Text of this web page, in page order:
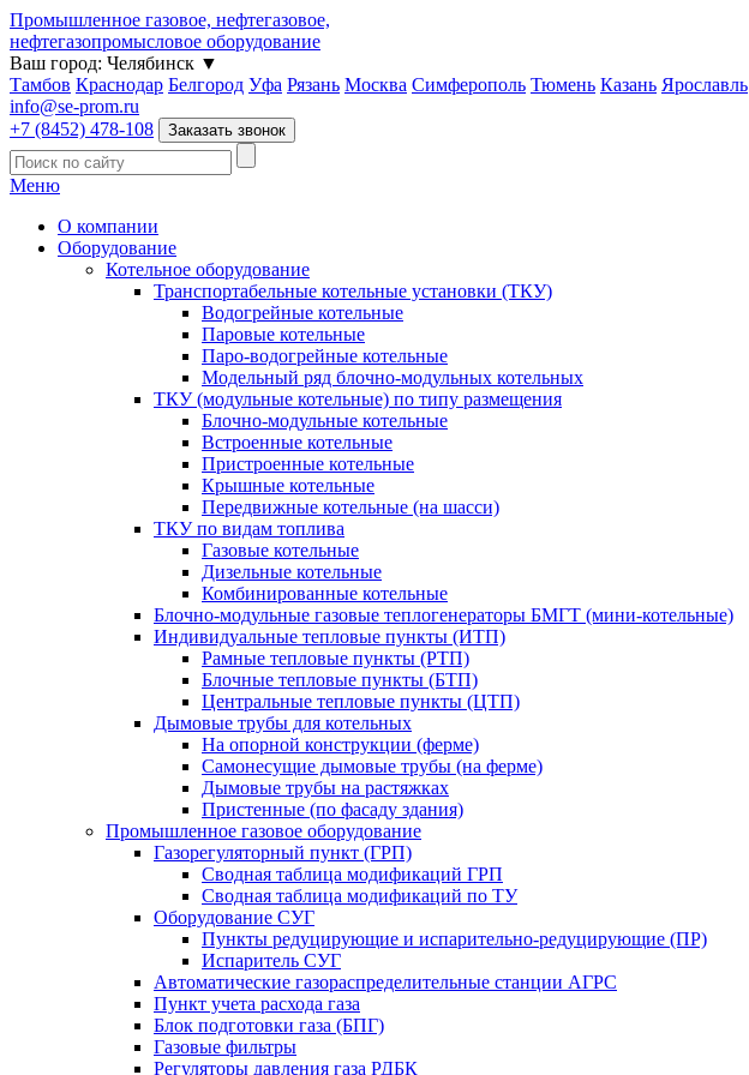
Промышленное газовое, нефтегазовое,
нефтегазопромысловое оборудование
Ваш город: Челябинск ▼
Тамбов Краснодар Белгород Уфа Рязань Москва Симферополь Тюмень Казань Ярославль
info@se-prom.ru
+7 (8452) 478-108
Заказать звонок
Меню
О компании
Оборудование
Котельное оборудование
Транспортабельные котельные установки (ТКУ)
Водогрейные котельные
Паровые котельные
Паро-водогрейные котельные
Модельный ряд блочно-модульных котельных
ТКУ (модульные котельные) по типу размещения
Блочно-модульные котельные
Встроенные котельные
Пристроенные котельные
Крышные котельные
Передвижные котельные (на шасси)
ТКУ по видам топлива
Газовые котельные
Дизельные котельные
Комбинированные котельные
Блочно-модульные газовые теплогенераторы БМГТ (мини-котельные)
Индивидуальные тепловые пункты (ИТП)
Рамные тепловые пункты (РТП)
Блочные тепловые пункты (БТП)
Центральные тепловые пункты (ЦТП)
Дымовые трубы для котельных
На опорной конструкции (ферме)
Самонесущие дымовые трубы (на ферме)
Дымовые трубы на растяжках
Пристенные (по фасаду здания)
Промышленное газовое оборудование
Газорегуляторный пункт (ГРП)
Сводная таблица модификаций ГРП
Сводная таблица модификаций по ТУ
Оборудование СУГ
Пункты редуцирующие и испарительно-редуцирующие (ПР)
Испаритель СУГ
Автоматические газораспределительные станции АГРС
Пункт учета расхода газа
Блок подготовки газа (БПГ)
Газовые фильтры
Регуляторы давления газа РДБК